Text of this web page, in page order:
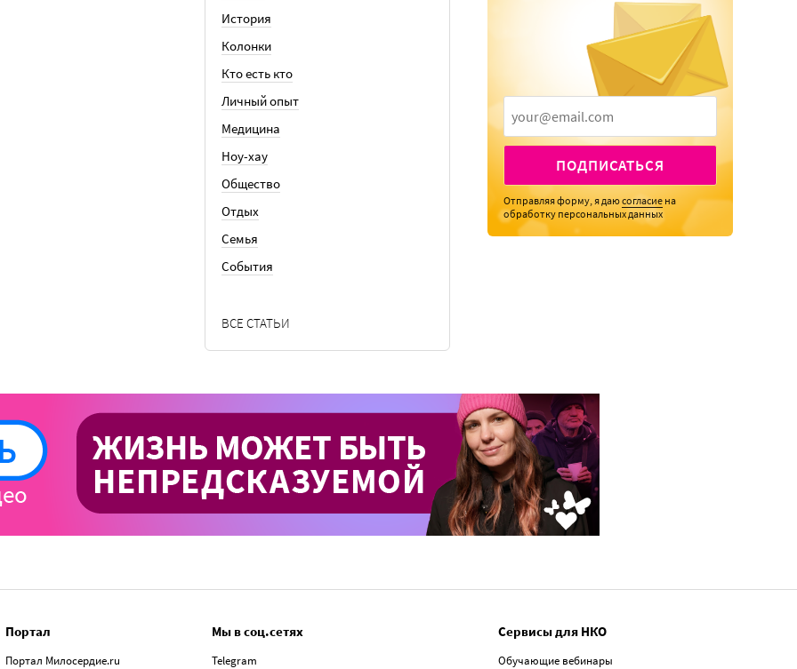
История
Колонки
Кто есть кто
Личный опыт
Медицина
Ноу-хау
Общество
Отдых
Семья
События
ВСЕ СТАТЬИ
ПОДПИСАТЬСЯ
Отправляя форму, я даюсогласие на
обработку персональных данных
Портал
Портал Милосердие.ru
Мы в соц.сетях
Telegram
Сервисы для НКО
Обучающие вебинары